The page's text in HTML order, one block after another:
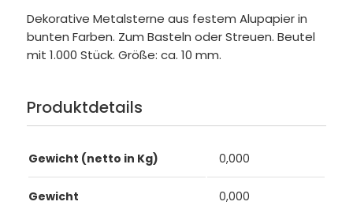
Dekorative Metalsterne aus festem Alupapier in
bunten Farben. Zum Basteln oder Streuen. Beutel
mit 1.000 Stück. Größe: ca. 10 mm.
Produktdetails
Gewicht (netto in Kg) 0,000
Gewicht 0,000